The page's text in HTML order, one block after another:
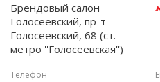
Брендовый салон
Голосеевский, пр-т
Голосеевский, 68 (ст.
метро ''Голосеевская'')
Телефон